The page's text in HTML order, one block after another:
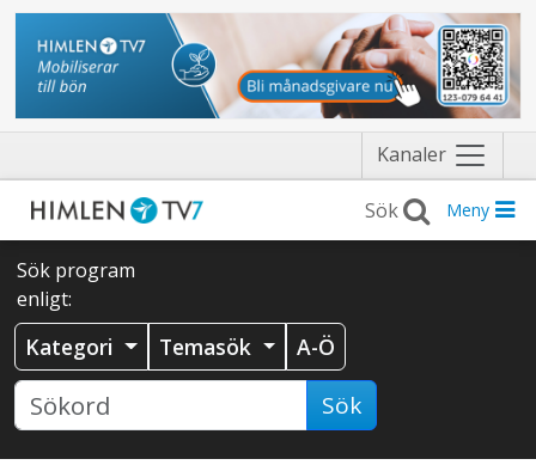
Kanaler Näytä
valikko
Meny
Sök program
enligt:
Kategori Temasök A-Ö
Sök